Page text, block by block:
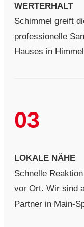
WERTERHALT
Schimmel greift
professionelle
Hauses in
03
LOKALE NÄHE
Schnelle
vor Ort. Wir sind
Partner in Main-